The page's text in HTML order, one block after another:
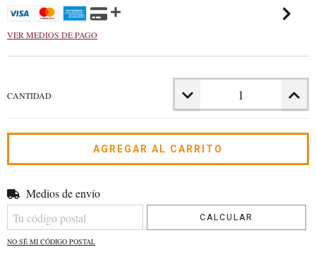
VER MEDIOS DE PAGO
CANTIDAD
Entregas para el CP:
Medios de envío
CALCULAR
NO SÉ MI CÓDIGO POSTAL